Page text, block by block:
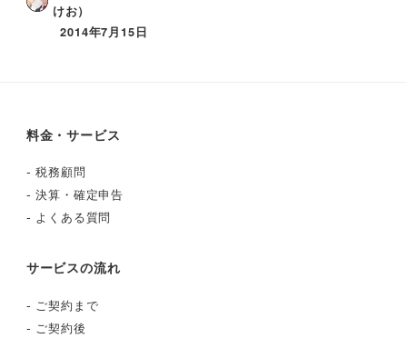
けお）
2014年7月15日
料金・サービス
-税務顧問
-決算・確定申告
- よくある質問
サービスの流れ
- ご契約まで
- ご契約後